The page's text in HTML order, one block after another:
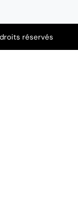
réservés